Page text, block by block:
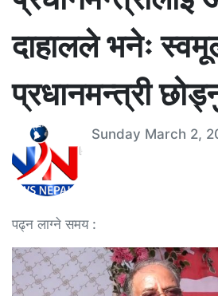
दाहालले भनेः
प्रधानमन्त्री
Sunday March 2,
पढ्न लाग्ने समय :